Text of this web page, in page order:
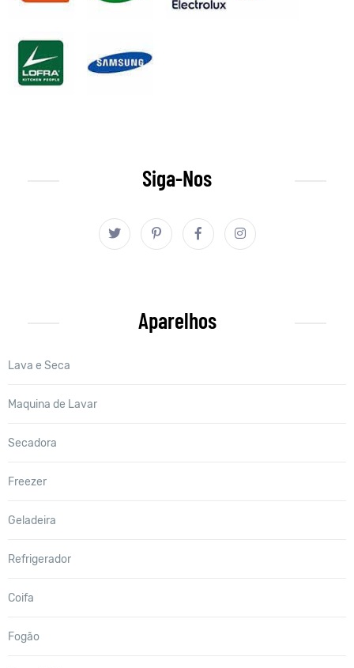
Siga-Nos
Aparelhos
Lava e Seca
Maquina de Lavar
Secadora
Freezer
Geladeira
Refrigerador
Coifa
Fogão